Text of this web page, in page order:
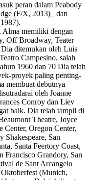
peran dalam Peabody
(F/X, 2013)_ dan
Alma memiliki dengan
Off Broadway, Teater
ditemukan oleh Luis
Campesino, salah
1960 dan 70 Dia telah
proyek paling penting-
membuat debutnya
oleh Joanne
Conroy dan Liev
baik. Dia telah tampil di
Theatre, Joyce
Center, Oregon Center,
Shakespeare, San
Santa Feertory Coast,
Francisco Grandory, San
de Sant Arcangelo
(Munich,